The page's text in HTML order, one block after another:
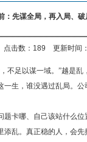
：先谋全局，再入局、破
点击数：189 更新时间
足以谋一域。”越是
生，谁没遇过乱局。
卡哪、自己该站什么
乱。真正稳的人，会